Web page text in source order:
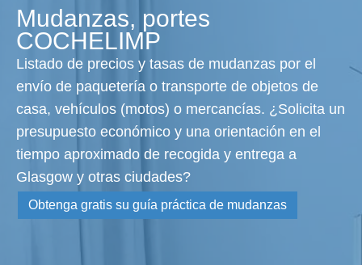
Mudanzas, portes
COCHELIMP
Listado de precios y tasas de mudanzas por el
envío de paquetería o transporte de objetos de
casa, vehículos (motos) o mercancías. ¿Solicita un
presupuesto económico y una orientación en el
tiempo aproximado de recogida y entrega a
Glasgow y otras ciudades?
Obtenga gratis su guía práctica de mudanzas